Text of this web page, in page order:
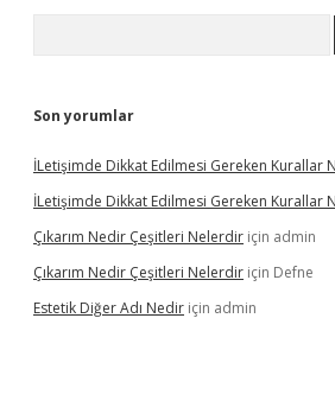
Son yorumlar
İLetişimde Dikkat Edilmesi Gereken Kurallar
İLetişimde Dikkat Edilmesi Gereken Kurallar
Çıkarım Nedir Çeşitleri Nelerdir için admin
Çıkarım Nedir Çeşitleri Nelerdir için Defne
Estetik Diğer Adı Nedir için admin